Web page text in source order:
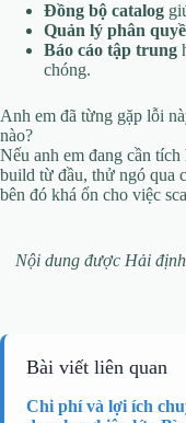
Đồng bộ catalog
Quản lý phân
Báo cáo tập trung
chóng.
Anh em đã từng gặp lỗi
nào?
Nếu anh em đang cần
build từ đầu, thử ngó qua
bên đó khá ổn cho việc
Nội dung được Hải
Bài viết liên quan
Chi phí và lợi ích